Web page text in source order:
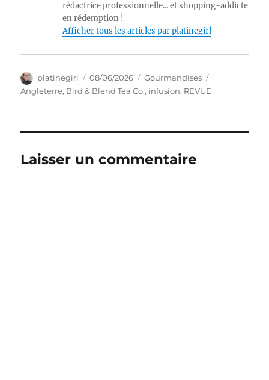
rédactrice professionnelle... et shopping-addicte
en rédemption !
Afficher tous les articles par platinegirl
Auteur
platinegirl
Publié
le
08/06/2026 Catégories
Gourmandises
Angleterre, Bird & Blend Tea Co., infusion, REVUE
Laisser un commentaire